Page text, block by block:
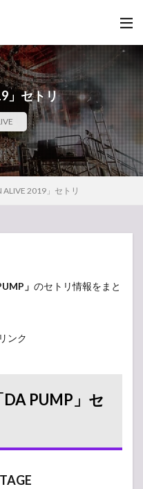
」セトリ
ALIVE 2019」セトリ
」 のセトリ情報をまと
ンク
PUMP」セ